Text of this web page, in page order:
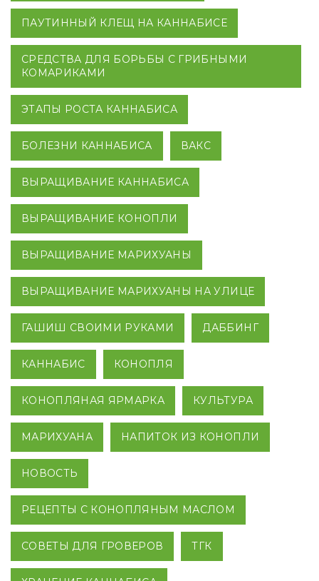
ПАУТИННЫЙ КЛЕЩ НА КАННАБИСЕ
СРЕДСТВА ДЛЯ БОРЬБЫ С ГРИБНЫМИ
КОМАРИКАМИ
ЭТАПЫ РОСТА КАННАБИСА
БОЛЕЗНИ КАННАБИСА ВАКС
ВЫРАЩИВАНИЕ КАННАБИСА
ВЫРАЩИВАНИЕ КОНОПЛИ
ВЫРАЩИВАНИЕ МАРИХУАНЫ
ВЫРАЩИВАНИЕ МАРИХУАНЫ НА УЛИЦЕ
ГАШИШ СВОИМИ РУКАМИ ДАББИНГ
КАННАБИС КОНОПЛЯ
КОНОПЛЯНАЯ ЯРМАРКА КУЛЬТУРА
МАРИХУАНА НАПИТОК ИЗ КОНОПЛИ
НОВОСТЬ
РЕЦЕПТЫ С КОНОПЛЯНЫМ МАСЛОМ
СОВЕТЫ ДЛЯ ГРОВЕРОВ ТГК